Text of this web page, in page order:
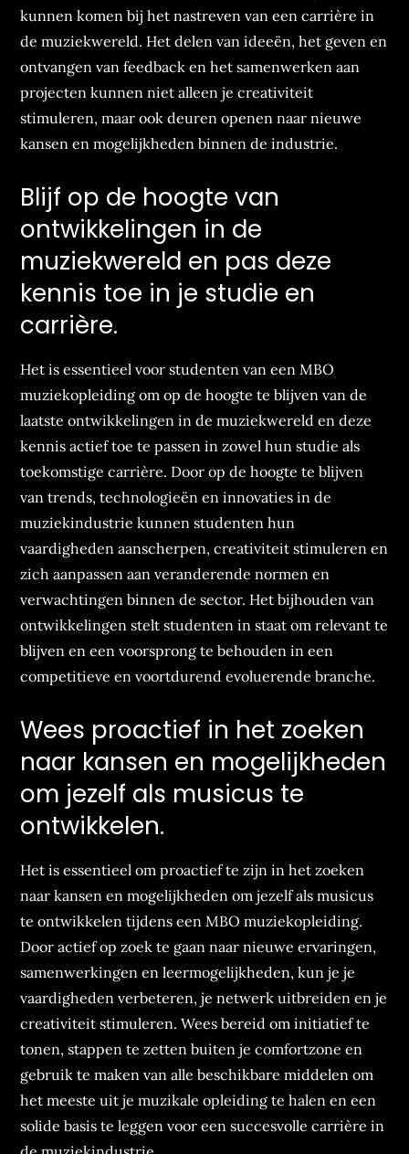
kunnen komen bij het nastreven van een carrière in
de muziekwereld. Het delen van ideeën, het geven en
ontvangen van feedback en het samenwerken aan
projecten kunnen niet alleen je creativiteit
stimuleren, maar ook deuren openen naar nieuwe
kansen en mogelijkheden binnen de industrie.
Blijf op de hoogte van
ontwikkelingen in de
muziekwereld en pas deze
kennis toe in je studie en
carrière.
Het is essentieel voor studenten van een MBO
muziekopleiding om op de hoogte te blijven van de
laatste ontwikkelingen in de muziekwereld en deze
kennis actief toe te passen in zowel hun studie als
toekomstige carrière. Door op de hoogte te blijven
van trends, technologieën en innovaties in de
muziekindustrie kunnen studenten hun
vaardigheden aanscherpen, creativiteit stimuleren en
zich aanpassen aan veranderende normen en
verwachtingen binnen de sector. Het bijhouden van
ontwikkelingen stelt studenten in staat om relevant te
blijven en een voorsprong te behouden in een
competitieve en voortdurend evoluerende branche.
Wees proactief in het zoeken
naar kansen en mogelijkheden
om jezelf als musicus te
ontwikkelen.
Het is essentieel om proactief te zijn in het zoeken
naar kansen en mogelijkheden om jezelf als musicus
te ontwikkelen tijdens een MBO muziekopleiding.
Door actief op zoek te gaan naar nieuwe ervaringen,
samenwerkingen en leermogelijkheden, kun je je
vaardigheden verbeteren, je netwerk uitbreiden en je
creativiteit stimuleren. Wees bereid om initiatief te
tonen, stappen te zetten buiten je comfortzone en
gebruik te maken van alle beschikbare middelen om
het meeste uit je muzikale opleiding te halen en een
solide basis te leggen voor een succesvolle carrière in